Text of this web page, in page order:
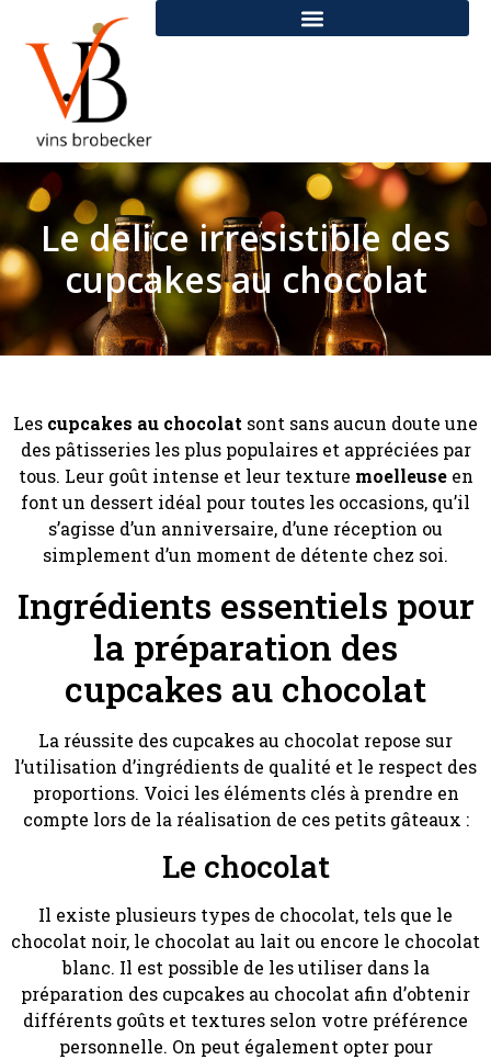
Le delice irresistible des
cupcakes au chocolat
Les cupcakes au chocolat sont sans aucun doute une
des pâtisseries les plus populaires et appréciées par
tous. Leur goût intense et leur texture moelleuseen
font un dessert idéal pour toutes les occasions, qu’il
s’agisse d’un anniversaire, d’une réception ou
simplement d’un moment de détente chez soi.
Ingrédients essentiels pour
la préparation des
cupcakes au chocolat
La réussite des cupcakes au chocolat repose sur
l’utilisation d’ingrédients de qualité et le respect des
proportions. Voici les éléments clés à prendre en
compte lors de la réalisation de ces petits gâteaux :
Le chocolat
Il existe plusieurs types de chocolat, tels que le
chocolat noir, le chocolat au lait ou encore le chocolat
blanc. Il est possible de les utiliser dans la
préparation des cupcakes au chocolat afin d’obtenir
différents goûts et textures selon votre préférence
personnelle. On peut également opter pour